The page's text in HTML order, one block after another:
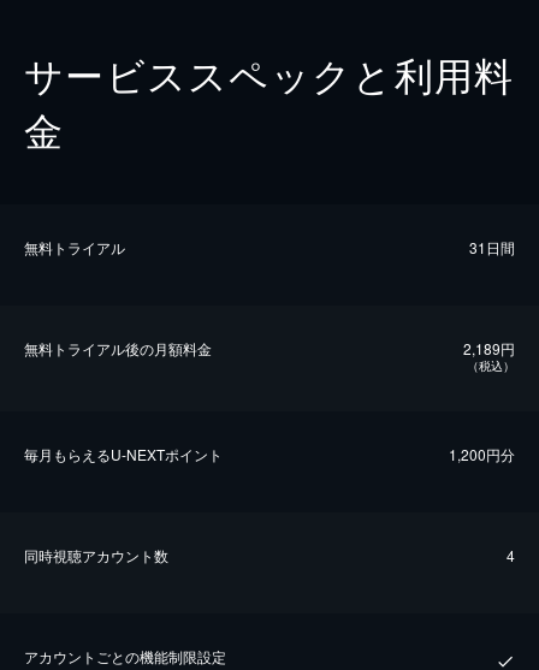
サービススペックと利用料
金
無料トライアル 31日間
無料トライアル後の⽉額料金 2,189円
（税込）
毎⽉もらえるU-NEXTポイント 1,200円分
同時視聴アカウント数 4
アカウントごとの機能制限設定